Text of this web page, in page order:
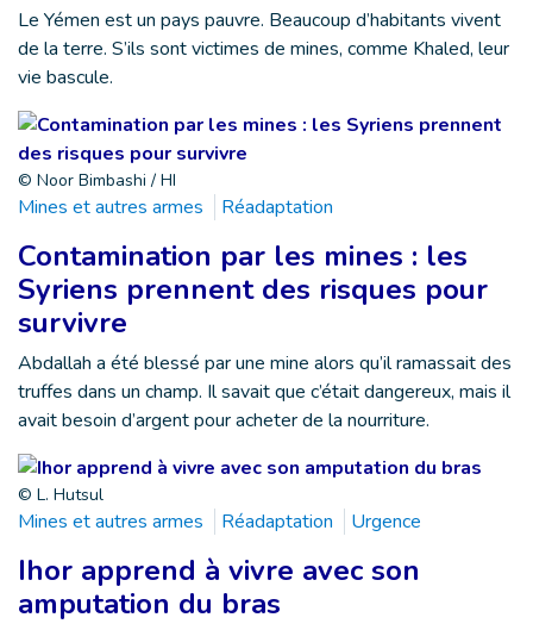
Le Yémen est un pays pauvre. Beaucoup d’habitants vivent
de la terre. S’ils sont victimes de mines, comme Khaled, leur
vie bascule.
© Noor Bimbashi / HI
Mines et autres armes Réadaptation
Contamination par les mines : les
Syriens prennent des risques pour
survivre
Abdallah a été blessé par une mine alors qu’il ramassait des
truffes dans un champ. Il savait que c’était dangereux, mais il
avait besoin d’argent pour acheter de la nourriture.
© L. Hutsul
Mines et autres armes Réadaptation Urgence
Ihor apprend à vivre avec son
amputation du bras